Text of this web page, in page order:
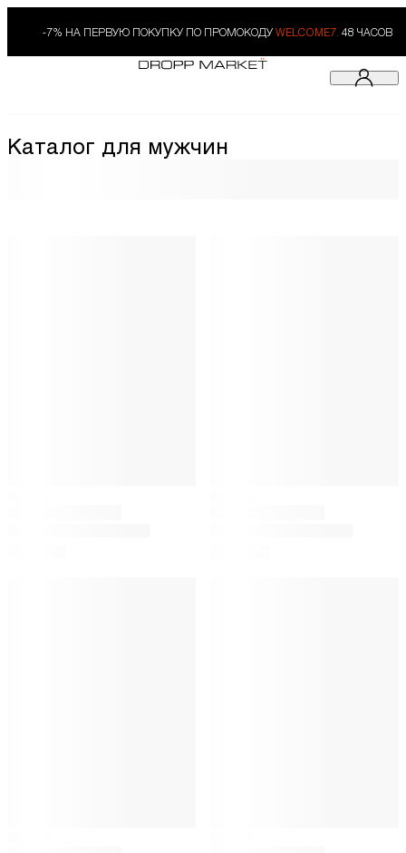
-7% НА ПЕРВУЮ ПОКУПКУ ПО ПРОМОКОДУ WELCOME7. 48 ЧАСОВ
Каталог для мужчин